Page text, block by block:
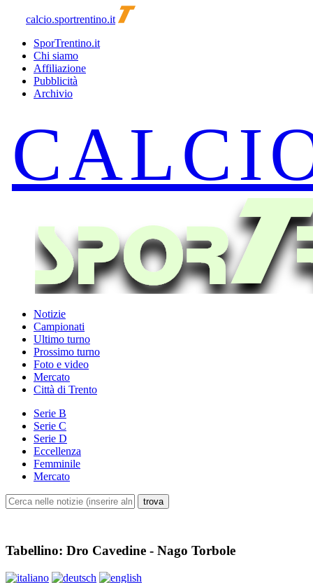
calcio.sportrentino.it
SporTrentino.it
Chi siamo
Affiliazione
Pubblicità
Archivio
Notizie
Campionati
Ultimo turno
Prossimo turno
Foto e video
Mercato
Città di Trento
Serie B
Serie C
Serie D
Eccellenza
Femminile
Mercato
Tabellino: Dro Cavedine - Nago Torbole